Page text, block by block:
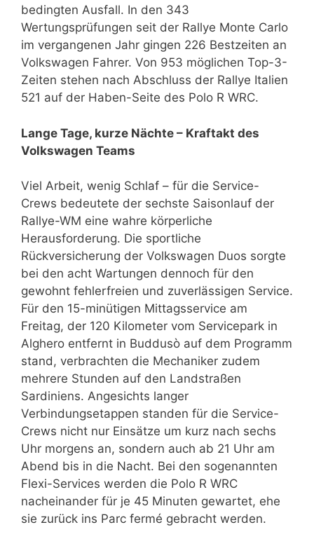
bedingten Ausfall. In den 343
Wertungsprüfungen seit der Rallye Monte Carlo
im vergangenen Jahr gingen 226 Bestzeiten an
Volkswagen Fahrer. Von 953 möglichen Top-3-
Zeiten stehen nach Abschluss der Rallye Italien
521 auf der Haben-Seite des Polo R WRC.
Lange Tage, kurze Nächte – Kraftakt des
Volkswagen Teams
Viel Arbeit, wenig Schlaf – für die Service-
Crews bedeutete der sechste Saisonlauf der
Rallye-WM eine wahre körperliche
Herausforderung. Die sportliche
Rückversicherung der Volkswagen Duos sorgte
bei den acht Wartungen dennoch für den
gewohnt fehlerfreien und zuverlässigen Service.
Für den 15-minütigen Mittagsservice am
Freitag, der 120 Kilometer vom Servicepark in
Alghero entfernt in Buddusò auf dem Programm
stand, verbrachten die Mechaniker zudem
mehrere Stunden auf den Landstraßen
Sardiniens. Angesichts langer
Verbindungsetappen standen für die Service-
Crews nicht nur Einsätze um kurz nach sechs
Uhr morgens an, sondern auch ab 21 Uhr am
Abend bis in die Nacht. Bei den sogenannten
Flexi-Services werden die Polo R WRC
nacheinander für je 45 Minuten gewartet, ehe
sie zurück ins Parc fermé gebracht werden.